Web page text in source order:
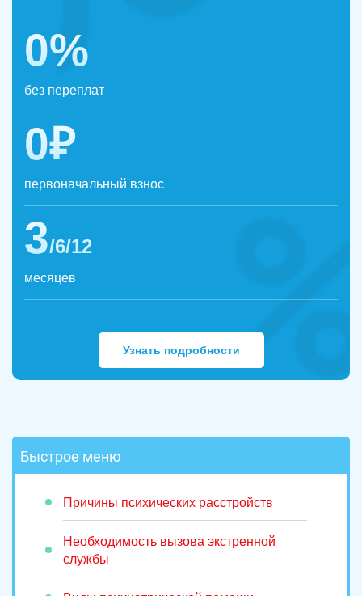
0%
без переплат
0₽
первоначальный взнос
3/6/12
месяцев
Узнать подробности
Быстрое меню
Причины психических расстройств
Необходимость вызова экстренной
службы